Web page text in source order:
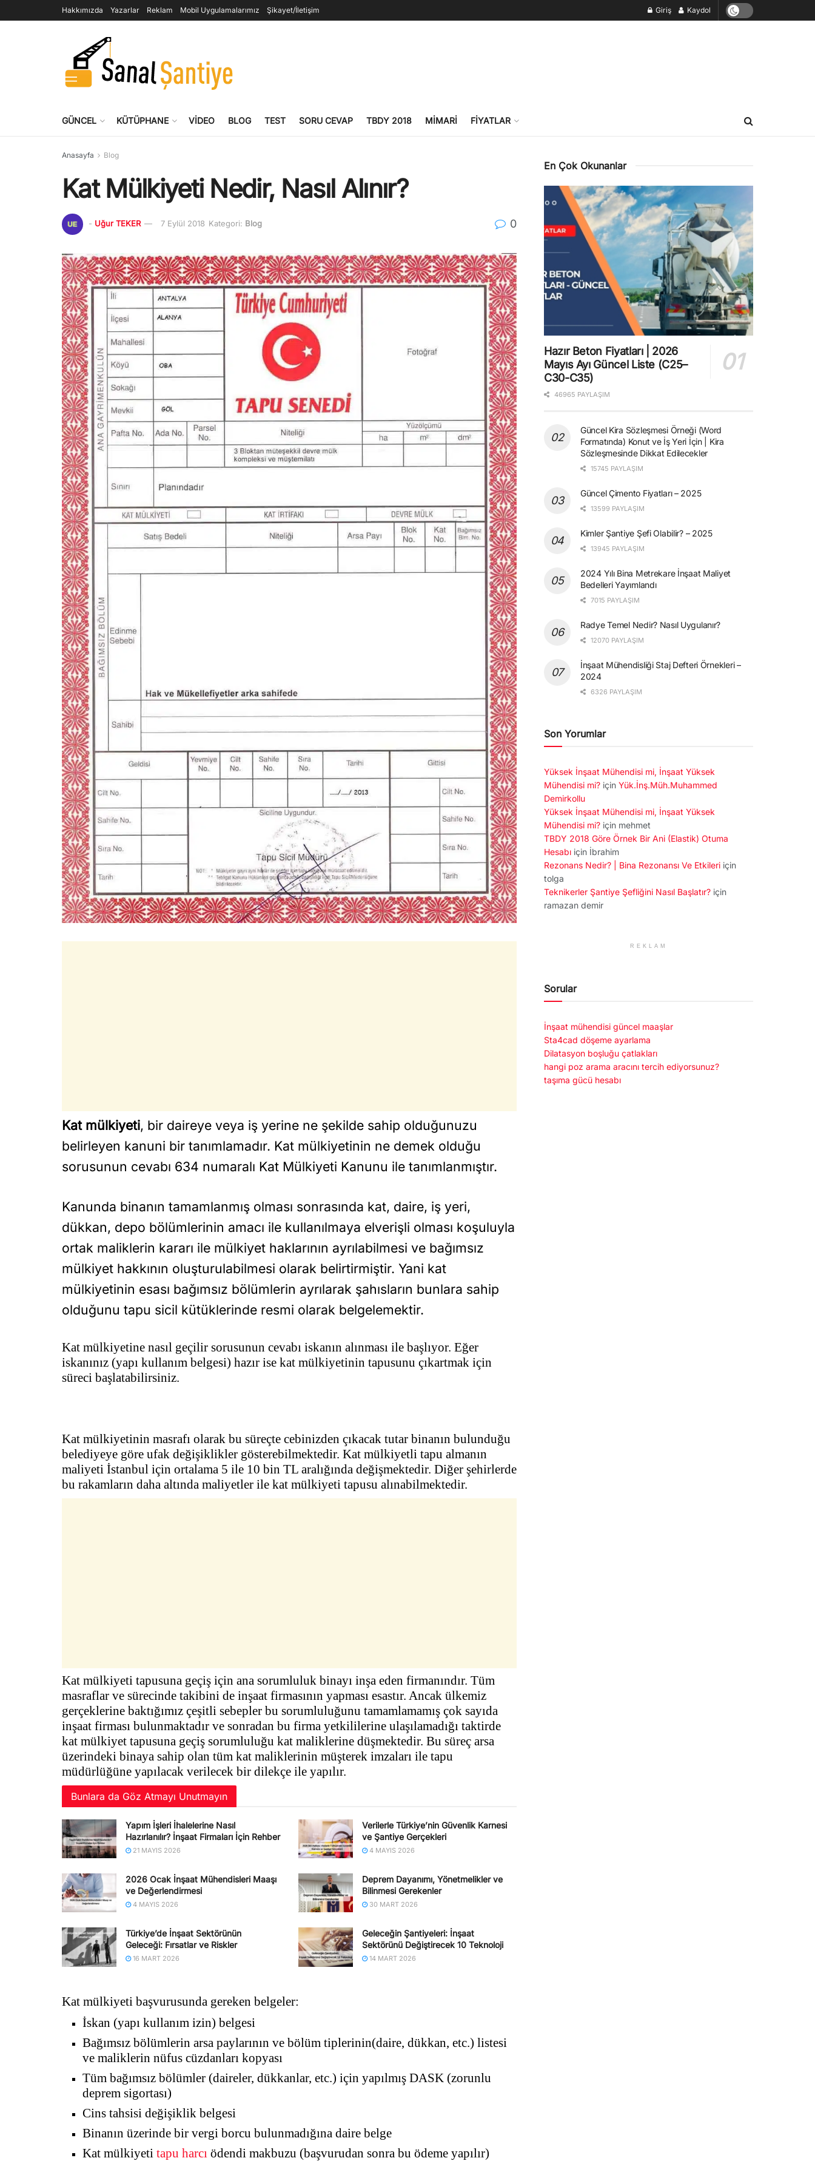
Hakkımızda Yazarlar Reklam Mobil Uygulamalarımız Şikayet/İletişim Giriş Kaydol
GÜNCEL KÜTÜPHANE VIDEO BLOG TEST SORU CEVAP TBDY 2018 MIMARI FIYATLAR
Anasayfa Blog
Kat Mülkiyeti Nedir, Nasıl Alınır?
- Uğur TEKER 7 Eylül 2018 Kategori: Blog 0
Kat mülkiyeti, bir daireye veya iş yerine ne şekilde sahip olduğunuzu
belirleyen kanuni bir tanımlamadır. Kat mülkiyetinin ne demek olduğu
sorusunun cevabı 634 numaralı Kat Mülkiyeti Kanunu ile tanımlanmıştır.
Kanunda binanın tamamlanmış olması sonrasında kat, daire, iş yeri,
dükkan, depo bölümlerinin amacı ile kullanılmaya elverişli olması koşuluyla
ortak maliklerin kararı ile mülkiyet haklarının ayrılabilmesi ve bağımsız
mülkiyet hakkının oluşturulabilmesi olarak belirtirmiştir. Yani kat
mülkiyetinin esası bağımsız bölümlerin ayrılarak şahısların bunlara sahip
olduğunu tapu sicil kütüklerinde resmi olarak belgelemektir.
Kat mülkiyetine nasıl geçilir sorusunun cevabı iskanın alınması ile başlıyor. Eğer
iskanınız (yapı kullanım belgesi) hazır ise kat mülkiyetinin tapusunu çıkartmak için
süreci başlatabilirsiniz.
Kat mülkiyetinin masrafı olarak bu süreçte cebinizden çıkacak tutar binanın bulunduğu
belediyeye göre ufak değişiklikler gösterebilmektedir. Kat mülkiyetli tapu almanın
maliyeti İstanbul için ortalama 5 ile 10 bin TL aralığında değişmektedir. Diğer şehirlerde
bu rakamların daha altında maliyetler ile kat mülkiyeti tapusu alınabilmektedir.
Kat mülkiyeti tapusuna geçiş için ana sorumluluk binayı inşa eden firmanındır. Tüm
masraflar ve sürecinde takibini de inşaat firmasının yapması esastır. Ancak ülkemiz
gerçeklerine baktığımız çeşitli sebepler bu sorumluluğunu tamamlamamış çok sayıda
inşaat firması bulunmaktadır ve sonradan bu firma yetkililerine ulaşılamadığı taktirde
kat mülkiyet tapusuna geçiş sorumluluğu kat maliklerine düşmektedir. Bu süreç arsa
üzerindeki binaya sahip olan tüm kat maliklerinin müşterek imzaları ile tapu
müdürlüğüne yapılacak verilecek bir dilekçe ile yapılır.
Bunlara da Göz Atmayı Unutmayın
Yapım İşleri İhalelerine Nasıl
Hazırlanılır? İnşaat Firmaları İçin Rehber
21 MAYIS 2026
Verilerle Türkiye’nin Güvenlik Karnesi
ve Şantiye Gerçekleri
4 MAYIS 2026
2026 Ocak İnşaat Mühendisleri Maaşı
ve Değerlendirmesi
4 MAYIS 2026
Deprem Dayanımı, Yönetmelikler ve
Bilinmesi Gerekenler
30 MART 2026
Türkiye’de İnşaat Sektörünün
Geleceği: Fırsatlar ve Riskler
16 MART 2026
Geleceğin Şantiyeleri: İnşaat
Sektörünü Değiştirecek 10 Teknoloji
14 MART 2026
Kat mülkiyeti başvurusunda gereken belgeler:
İskan (yapı kullanım izin) belgesi
Bağımsız bölümlerin arsa paylarının ve bölüm tiplerinin(daire, dükkan, etc.) listesi
ve maliklerin nüfus cüzdanları kopyası
Tüm bağımsız bölümler (daireler, dükkanlar, etc.) için yapılmış DASK (zorunlu
deprem sigortası)
Cins tahsisi değişiklik belgesi
Binanın üzerinde bir vergi borcu bulunmadığına daire belge
Kat mülkiyetitapu harcı ödendi makbuzu (başvurudan sonra bu ödeme yapılır)
En Çok Okunanlar
Hazır Beton Fiyatları | 2026
Mayıs Ayı Güncel Liste (C25–
C30-C35)
46965 PAYLAŞIM
Güncel Kira Sözleşmesi Örneği (Word
Formatında) Konut ve İş Yeri İçin | Kira
Sözleşmesinde Dikkat Edilecekler
15745 PAYLAŞIM
Güncel Çimento Fiyatları – 2025
13599 PAYLAŞIM
Kimler Şantiye Şefi Olabilir? – 2025
13945 PAYLAŞIM
2024 Yılı Bina Metrekare İnşaat Maliyet
Bedelleri Yayımlandı
7015 PAYLAŞIM
Radye Temel Nedir? Nasıl Uygulanır?
12070 PAYLAŞIM
İnşaat Mühendisliği Staj Defteri Örnekleri –
2024
6326 PAYLAŞIM
Son Yorumlar
Yüksek İnşaat Mühendisi mi, İnşaat Yüksek
Mühendisi mi? için Yük.İnş.Müh.Muhammed
Demirkollu
Yüksek İnşaat Mühendisi mi, İnşaat Yüksek
Mühendisi mi? için mehmet
TBDY 2018 Göre Örnek Bir Ani (Elastik) Otuma
Hesabı için İbrahim
Rezonans Nedir? | Bina Rezonansı Ve Etkileri için
tolga
Teknikerler Şantiye Şefliğini Nasıl Başlatır? için
ramazan demir
REKLAM
Sorular
İnşaat mühendisi güncel maaşlar
Sta4cad döşeme ayarlama
Dilatasyon boşluğu çatlakları
hangi poz arama aracını tercih ediyorsunuz?
taşıma gücü hesabı